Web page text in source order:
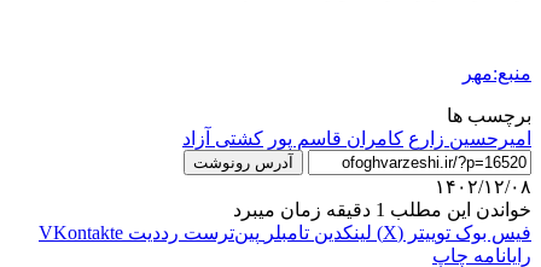
منبع:مهر
برچسب ها
امیرحسین زارع کامران قاسم پور کشتی آزاد
آدرس رونوشت
۱۴۰۲/۱۲/۰۸
خواندن این مطلب 1 دقیقه زمان میبرد
فیس بوک توییتر (X) لینکدین ‫تامبلر ‫پین‌ترست ‫رددیت ‫VKontakte
رایانامه چاپ